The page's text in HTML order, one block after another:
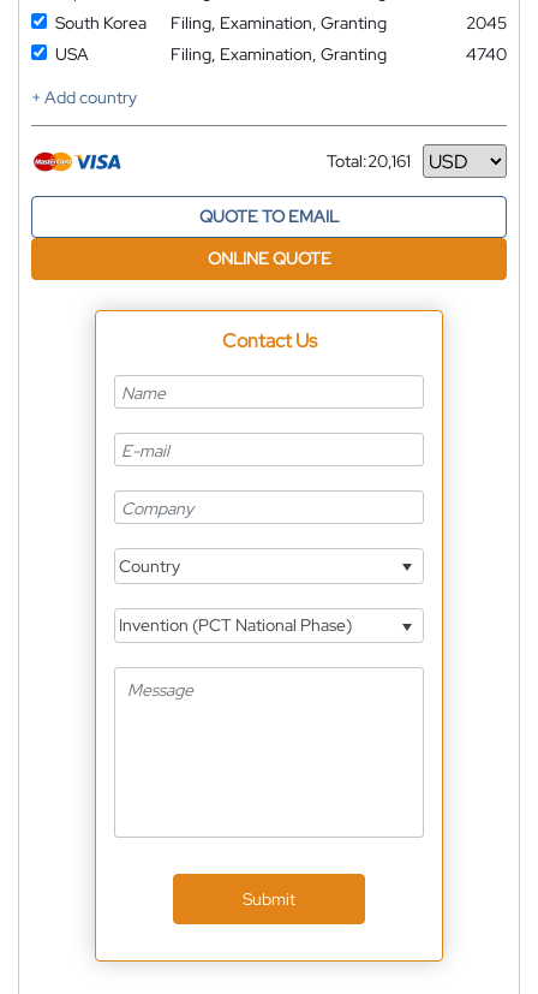
South Korea
Filing, Examination, Granting
2045
USA
Filing, Examination, Granting
4740
+ Add country
Total:20,161
Currency
QUOTE TO EMAIL
ONLINE QUOTE
Contact Us
Country
Invention (PCT National Phase)
Submit